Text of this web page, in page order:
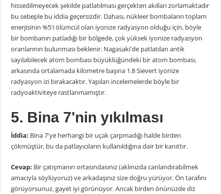
hissedilmeyecek şekilde patlatılması gerçekten akılları zorlamaktadır
bu sebeple bu iddia geçersizdir. Dahası, nükleer bombaların toplam
enerjisinin %5'i ölümcül olan iyonize radyasyon olduğu için, böyle
bir bombanın patladığı bir bölgede, çok yüksek iyonize radyasyon
oranlarının bulunması beklenir. Nagasaki'de patlatılan antik
sayılabilecek atom bombası büyüklüğündeki bir atom bombası,
arkasında ortalamada kilometre başına 1.8 Sievert iyonize
radyasyon izi bırakacaktır. Yapılan incelemelerde böyle bir
radyoaktiviteye rastlanmamıştır.
5. Bina 7'nin yıkılması
İddia: Bina 7'ye herhangi bir uçak çarpmadığı halde birden
çökmüştür, bu da patlayıcıların kullanıldığına dair bir kanıttır.
Cevap: Bir çatışmanın ortasındasınız (aklınızda canlandırabilmek
amacıyla söylüyoruz) ve arkadaşınız size doğru yürüyor. Ön tarafını
görüyorsunuz, gayet iyi görünüyor. Ancak birden önünüzde diz